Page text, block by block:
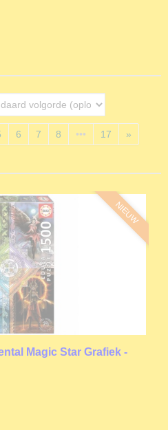
6 7 8 ••• 17 »
NIEUW
Magic Star Grafiek -